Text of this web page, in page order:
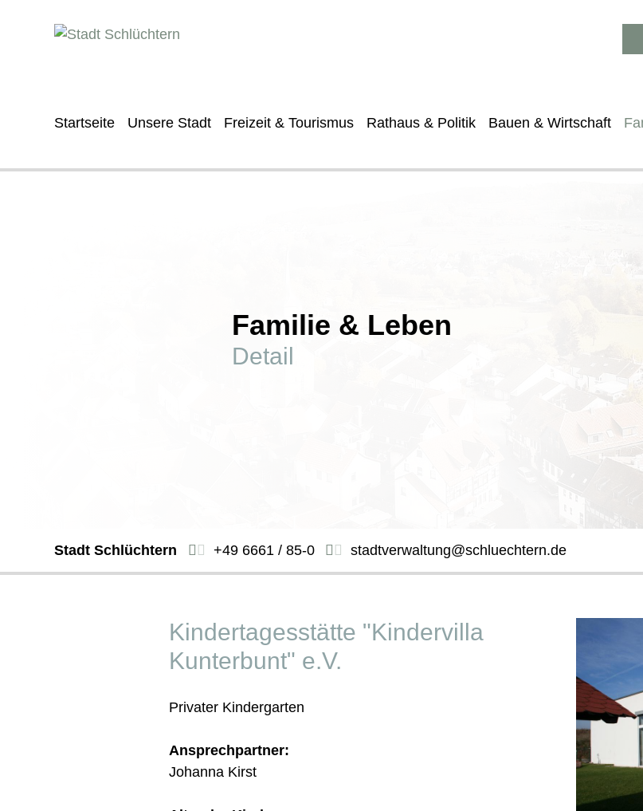
Startseite Unsere Stadt Freizeit & Tourismus Rathaus & Politik Bauen & Wirtschaft
Familie & Leben
Detail
Stadt Schlüchtern +49 6661 / 85-0 stadtverwaltung@schluechtern.de
Kindertagesstätte "Kindervilla
Kunterbunt" e.V.
Privater Kindergarten
Ansprechpartner:
Johanna Kirst